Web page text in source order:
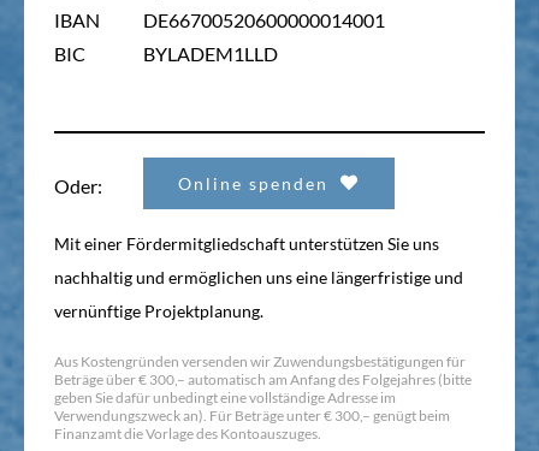
IBAN
BIC
DE66700520600000014001
BYLADEM1LLD
Oder: Online spenden
Mit einer Fördermitgliedschaft unterstützen Sie uns
nachhaltig und ermöglichen uns eine längerfristige und
vernünftige Projektplanung.
Aus Kostengründen versenden wir Zuwendungsbestätigungen für
Beträge über € 300,– automatisch am Anfang des Folgejahres (bitte
geben Sie dafür unbedingt eine vollständige Adresse im
Verwendungszweck an). Für Beträge unter € 300,– genügt beim
Finanzamt die Vorlage des Kontoauszuges.